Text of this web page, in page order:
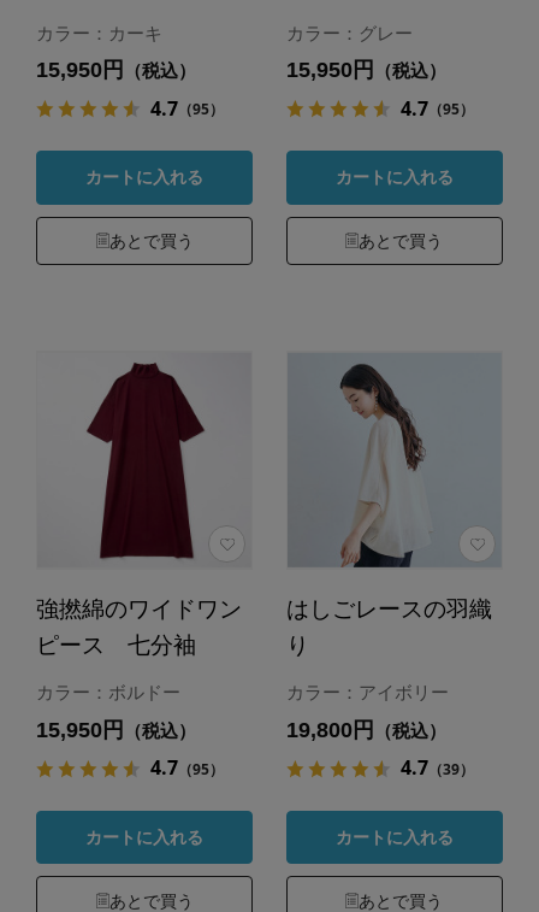
カラー：カーキ
15,950円 （税込）
4.7（95）
カートに入れる
あとで買う
カラー：グレー
15,950円 （税込）
4.7（95）
カートに入れる
あとで買う
強撚綿のワイドワン
ピース 七分袖
カラー：ボルドー
15,950円 （税込）
4.7（95）
カートに入れる
あとで買う
はしごレースの羽織
り
カラー：アイボリー
19,800円 （税込）
4.7（39）
カートに入れる
あとで買う